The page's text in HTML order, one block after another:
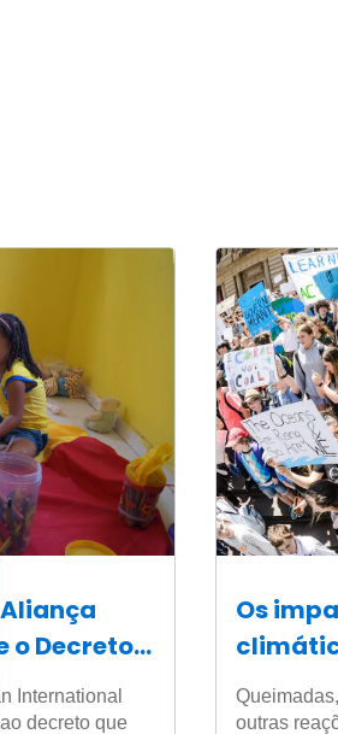
o Decreto
International
decreto que
Os
outras